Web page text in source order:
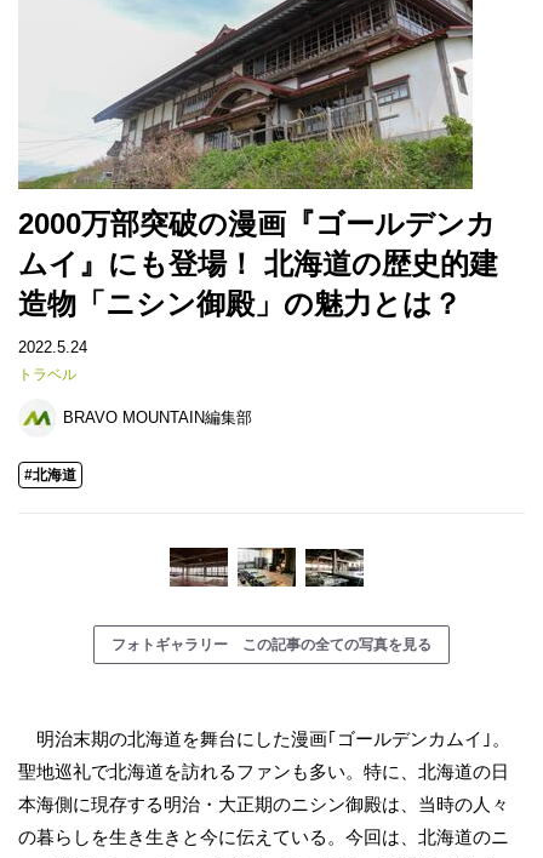
2000万部突破の漫画『ゴールデンカ
ムイ』にも登場！ 北海道の歴史的建
造物「ニシン御殿」の魅力とは？
2022.5.24
トラベル
BRAVO MOUNTAIN編集部
#北海道
フォトギャラリー この記事の全ての写真を見る
明治末期の北海道を舞台にした漫画｢ゴールデンカムイ｣。
聖地巡礼で北海道を訪れるファンも多い。特に、北海道の日
本海側に現存する明治・大正期のニシン御殿は、当時の人々
の暮らしを生き生きと今に伝えている。今回は、北海道のニ